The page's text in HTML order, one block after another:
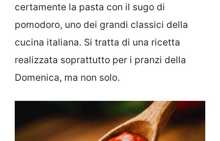
certamente la pasta con il sugo di
pomodoro, uno dei grandi classici della
cucina italiana. Si tratta di una ricetta
realizzata soprattutto per i pranzi della
Domenica, ma non solo.